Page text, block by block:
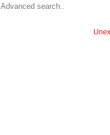
Advanced search..